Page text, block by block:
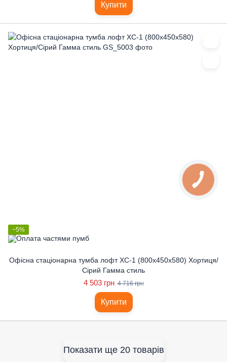
Купити
−5%
Офісна стаціонарна тумба лофт ХС-1 (800x450x580) Хортиця/
Сірий Гамма стиль
4 503 грн 4 716 грн
Купити
Показати ще 20 товарів